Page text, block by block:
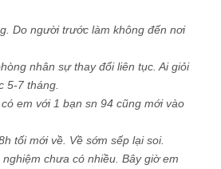
Do người trước làm không đến nơi
nhân sự thay đổi liên tục. Ai giỏi
5-7 tháng.
em với 1 bạn sn 94 cũng mới vào
tối mới về. Về sớm sếp lại soi.
chưa có nhiều. Bây giờ em